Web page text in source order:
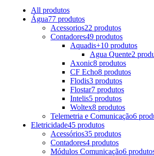
All produtos
Água77 produtos
Acessorios22 produtos
Contadores49 produtos
Aquadis+10 produtos
Agua Quente2
Axonic8 produtos
CF Echo8 produtos
Flodis3 produtos
Flostar7 produtos
Intelis5 produtos
Woltex8 produtos
Telemetria e Comunicação6
Eletricidade45 produtos
Acessórios35 produtos
Contadores4 produtos
Módulos Comunicação6